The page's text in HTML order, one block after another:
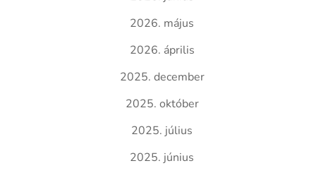
2026. május
2026. április
2025. december
2025. október
2025. július
2025. június